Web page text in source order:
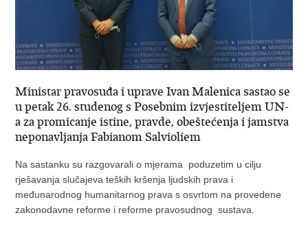
Ministar pravosuđa i uprave Ivan Malenica sastao se
u petak 26. studenog s Posebnim izvjestiteljem UN-
a za promicanje istine, pravde, obeštećenja i jamstva
neponavljanja Fabianom Salvioliem
Na sastanku su razgovarali o mjerama poduzetim u cilju
rješavanja slučajeva teških kršenja ljudskih prava i
međunarodnog humanitarnog prava s osvrtom na provedene
zakonodavne reforme i reforme pravosudnog sustava.